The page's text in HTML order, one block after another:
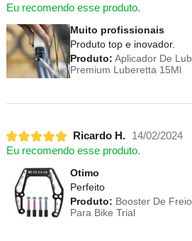
Eu recomendo esse produto.
Muito profissionais
Produto top e inovador.
Produto: Aplicador De
Premium Luberetta 15Ml
Ricardo H.
14/02/2024
Eu recomendo esse produto.
Otimo
Perfeito
Produto: Booster De
Para Bike Trial